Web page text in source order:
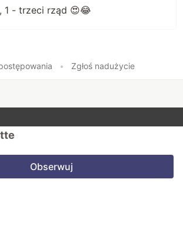
1 - trzeci rząd 😍😂
• Zgłoś nadużycie
Obserwuj